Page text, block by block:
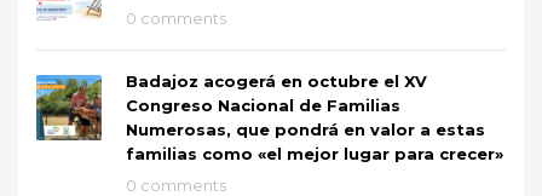
0 comments
Badajoz acogerá en octubre el XV
Congreso Nacional de Familias
Numerosas, que pondrá en valor a estas
familias como «el mejor lugar para crecer»
0 comments